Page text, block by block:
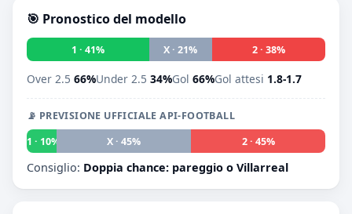
🎯 Pronostico del modello
1 · 41% X · 21% 2 · 38%
Over 2.5 66%Under 2.5 34%Gol 66%Gol attesi 1.8-1.7
📡 PREVISIONE UFFICIALE API-FOOTBALL
1 · 10%
X · 45% 2 · 45%
Consiglio: Doppia chance: pareggio o Villarreal